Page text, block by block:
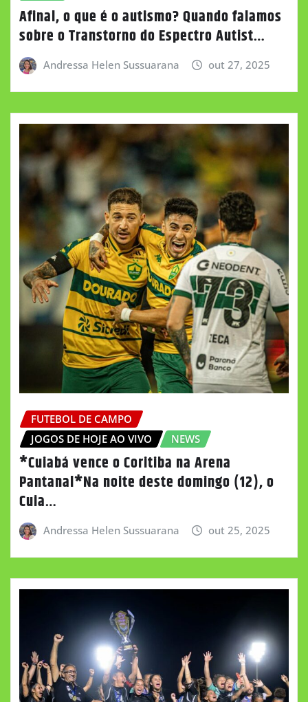
Afinal, o que é o autismo? Quando falamos
sobre o Transtorno do Espectro Autist…
Andressa Helen Sussuarana out 27, 2025
FUTEBOL DE CAMPO
JOGOS DE HOJE AO VIVO
NEWS
*Cuiabá vence o Coritiba na Arena
Pantanal*Na noite deste domingo (12), o
Cuia…
Andressa Helen Sussuarana out 25, 2025